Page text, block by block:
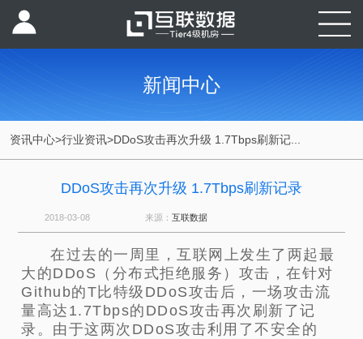
新闻中心
资讯中心>行业资讯>DDoS攻击再次升级 1.7Tbps刷新记...
DDoS攻击再次升级 1.7Tbps刷新记录
2018-03-08 来源： 互联数据
在过去的一周里，互联网上发生了两起最
大的DDoS（分布式拒绝服务）攻击，在针对
Github的T比特级DDoS攻击后，一场攻击流
量高达1.7Tbps的DDoS攻击再次刷新了记
录。由于这两次DDoS攻击利用了不安全的